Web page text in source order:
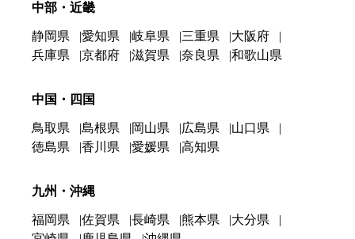
中部・近畿
静岡県 愛知県 岐阜県 三重県
大阪府
兵庫県
京都府 滋賀県 奈良県 和歌山県
中国・四国
鳥取県 島根県 岡山県 広島県
山口県
徳島県
香川県 愛媛県 高知県
九州・沖縄
福岡県 佐賀県 長崎県 熊本県
大分県